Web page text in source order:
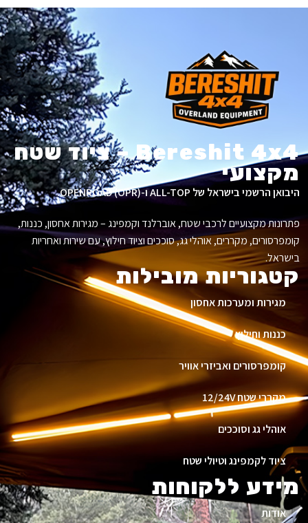
Bereshit 4x4 – ציוד שטח
מקצועי
היבואן הרשמי בישראל של ALL-TOP ו-OPENROAD (OPR).
פתרונות מקצועיים לרכבי שטח, אוברלנד וקמפינג – מגירות אחסון, כננות,
קומפרסורים, מקררים, אוהלי גג, סוככים וציוד חילוץ, עם שירות ואחריות
בישראל.
קטגוריות מובילות
מגירות ומערכות אחסון
כננות וחילוץ
קומפרסורים ואביזרי אוויר
מקררי שטח 12/24V
אוהלי גג וסוככים
ציוד לקמפינג וטיולי שטח
מידע ללקוחות
אודות